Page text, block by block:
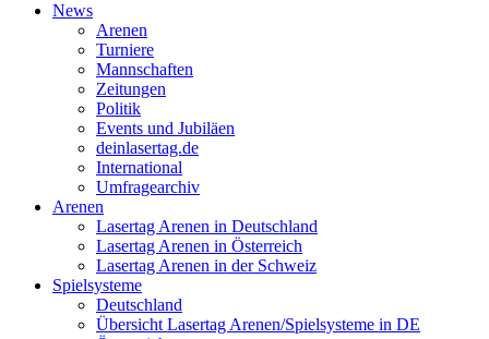
News
Arenen
Turniere
Mannschaften
Zeitungen
Politik
Events und Jubiläen
deinlasertag.de
International
Umfragearchiv
Arenen
Lasertag Arenen in Deutschland
Lasertag Arenen in Österreich
Lasertag Arenen in der Schweiz
Spielsysteme
Deutschland
Übersicht Lasertag Arenen/Spielsysteme in DE